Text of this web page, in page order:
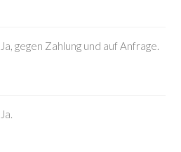
Ja, gegen Zahlung und auf Anfrage.
Ja.